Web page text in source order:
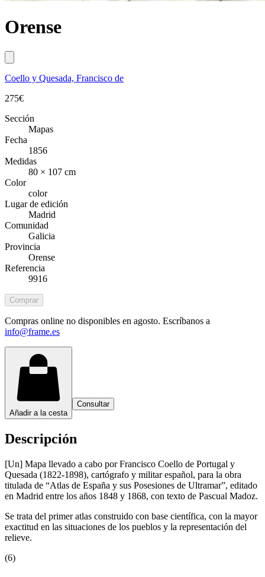
Orense
Coello y Quesada, Francisco de
275€
Sección
Mapas
Fecha
1856
Medidas
80 × 107 cm
Color
color
Lugar de edición
Madrid
Comunidad
Galicia
Provincia
Orense
Referencia
9916
Comprar
Compras online no disponibles en agosto. Escríbanos a
info@frame.es
Añadir a la cesta
Consultar
Descripción
[Un] Mapa llevado a cabo por Francisco Coello de Portugal y
Quesada (1822-1898), cartógrafo y militar español, para la obra
titulada de “Atlas de España y sus Posesiones de Ultramar”, editado
en Madrid entre los años 1848 y 1868, con texto de Pascual Madoz.
Se trata del primer atlas construido con base científica, con la mayor
exactitud en las situaciones de los pueblos y la representación del
relieve.
(6)